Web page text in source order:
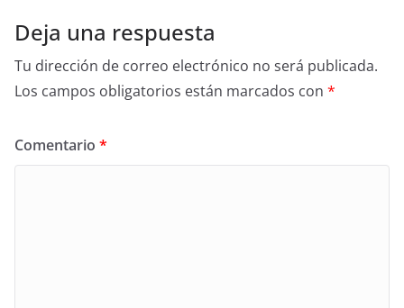
Deja una respuesta
Tu dirección de correo electrónico no será publicada.
Los campos obligatorios están marcados con *
Comentario *